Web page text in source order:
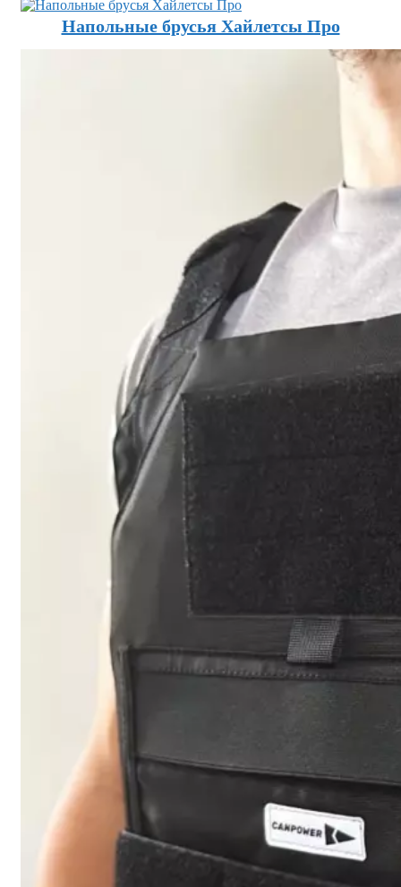
Напольные брусья Хайлетсы Про